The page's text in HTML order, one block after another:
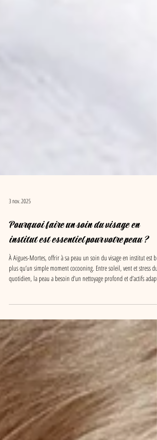
3 nov. 2025
Pourquoi faire un soin du visage en
institut est essentiel pour votre peau ?
À Aigues-Mortes, offrir à sa peau un soin du visage en institut est
quotidien, la peau a besoin d’un nettoyage profond et d’actifs
d’Aigouze, notre institut vous accompagne vers une peau plus
lumineuse, équilibrée et revitalisée.